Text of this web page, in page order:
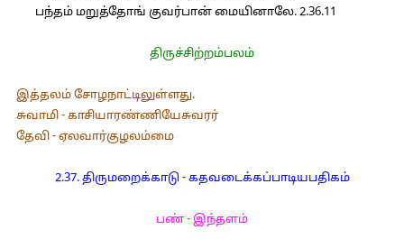
பந்தம் மறுத்தோங் குவர்பான் மையினாலே. 2.36.11
திருச்சிற்றம்பலம்
இத்தலம் சோழநாட்டிலுள்ளது.
சுவாமி - காசியாரண்ணியேசுவரர்
தேவி - ஏலவார்குழலம்மை
2.37. திருமறைக்காடு - கதவடைக்கப்பாடியபதிகம்
பண் - இந்தளம்